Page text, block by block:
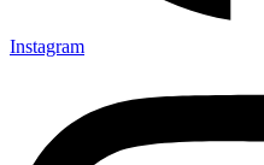
Instagram